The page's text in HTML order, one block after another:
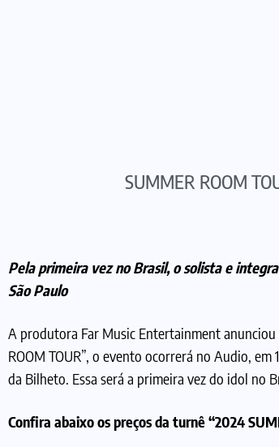
SUMMER ROOM
Pela primeira vez no Brasil, o solista e
São Paulo
A produtora Far Music Entertainment
ROOM TOUR”, o evento ocorrerá no Audio,
da Bilheto. Essa será a primeira vez do idol no
Confira abaixo os preços da turnê “2024